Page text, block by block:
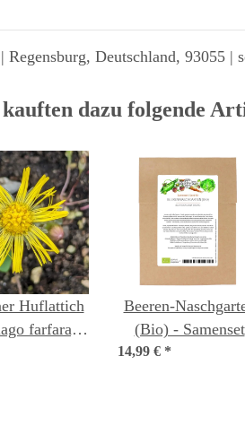
Deutschland, 93055 |
dazu folgende
Huflattich
farfara)
Beeren-
(Bio) - Samenset
14,99 € *